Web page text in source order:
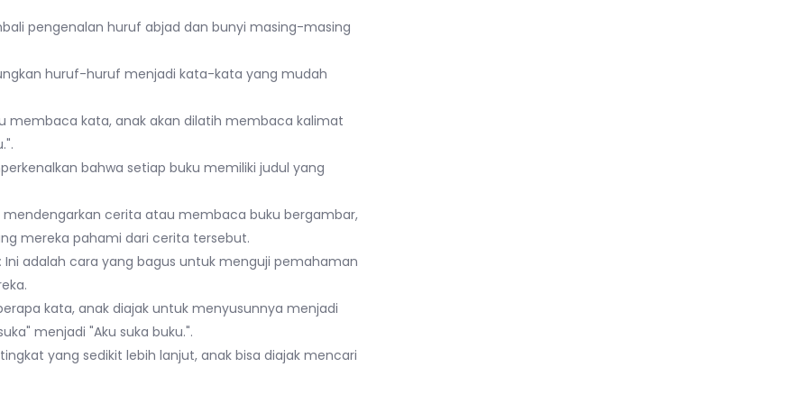
pengenalan huruf abjad dan bunyi masing-masing
huruf-huruf menjadi kata-kata yang mudah
membaca kata, anak akan dilatih membaca kalimat
bahwa setiap buku memiliki judul yang
cerita atau membaca buku bergambar,
mereka pahami dari cerita tersebut.
Ini adalah cara yang bagus untuk menguji pemahaman
kata, anak diajak untuk menyusunnya menjadi
menjadi "Aku suka buku.".
yang sedikit lebih lanjut, anak bisa diajak mencari